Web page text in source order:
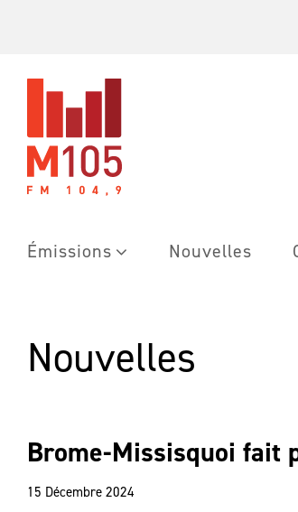
Émissions Nouvelles
Nouvelles
Brome-Missisquoi fait
15 Décembre 2024